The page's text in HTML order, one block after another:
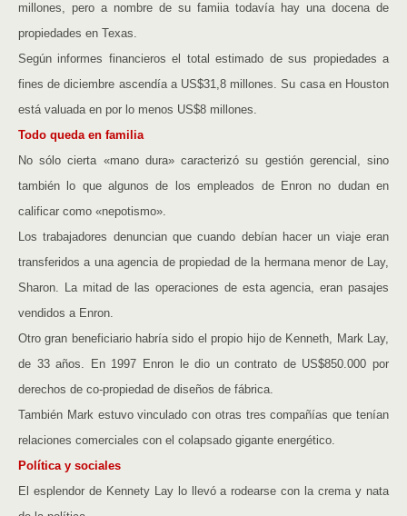
millones, pero a nombre de su famiia todavía hay una docena de
propiedades en Texas.
Según informes financieros el total estimado de sus propiedades a
fines de diciembre ascendía a US$31,8 millones. Su casa en Houston
está valuada en por lo menos US$8 millones.
Todo queda en familia
No sólo cierta «mano dura» caracterizó su gestión gerencial, sino
también lo que algunos de los empleados de Enron no dudan en
calificar como «nepotismo».
Los trabajadores denuncian que cuando debían hacer un viaje eran
transferidos a una agencia de propiedad de la hermana menor de Lay,
Sharon. La mitad de las operaciones de esta agencia, eran pasajes
vendidos a Enron.
Otro gran beneficiario habría sido el propio hijo de Kenneth, Mark Lay,
de 33 años. En 1997 Enron le dio un contrato de US$850.000 por
derechos de co-propiedad de diseños de fábrica.
También Mark estuvo vinculado con otras tres compañías que tenían
relaciones comerciales con el colapsado gigante energético.
Política y sociales
El esplendor de Kennety Lay lo llevó a rodearse con la crema y nata